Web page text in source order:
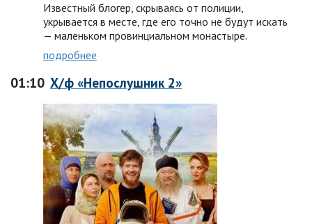
Известный блогер, скрываясь от полиции,
укрывается в месте, где его точно не будут искать
— маленьком провинциальном монастыре.
подробнее
01:10 Х/ф «Непослушник 2»